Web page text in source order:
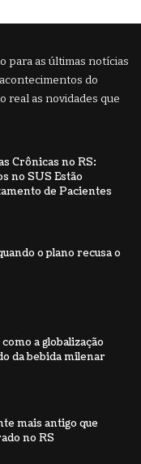
para as últimas notícias
do
real as novidades que
Crônicas no RS:
no SUS Estão
de Pacientes
o plano recusa o
a globalização
da bebida milenar
mais antigo que
no RS